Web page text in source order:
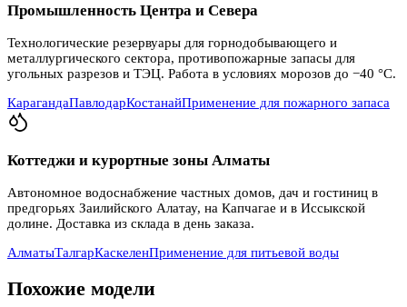
Промышленность Центра и Севера
Технологические резервуары для горнодобывающего и
металлургического сектора, противопожарные запасы для
угольных разрезов и ТЭЦ. Работа в условиях морозов до −40 °C.
КарагандаПавлодарКостанайПрименение для пожарного запаса
Коттеджи и курортные зоны Алматы
Автономное водоснабжение частных домов, дач и гостиниц в
предгорьях Заилийского Алатау, на Капчагае и в Иссыкской
долине. Доставка из склада в день заказа.
АлматыТалгарКаскеленПрименение для питьевой воды
Похожие модели